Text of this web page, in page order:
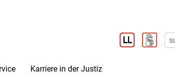
Karriere in der Justiz